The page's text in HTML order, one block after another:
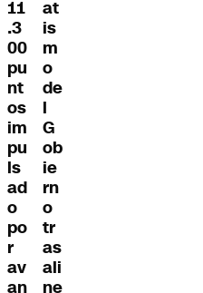
11
.3
00
pu
nt
os
im
pu
ls
ad
o
po
r
av
an
at
is
m
o
de
l
G
ob
ie
rn
o
tr
as
ali
ne